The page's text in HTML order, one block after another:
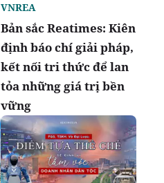
Bản sắc Reatimes: Kiên
định báo chí giải pháp,
kết nối tri thức để lan
tỏa những giá trị bền
vững
VNREA